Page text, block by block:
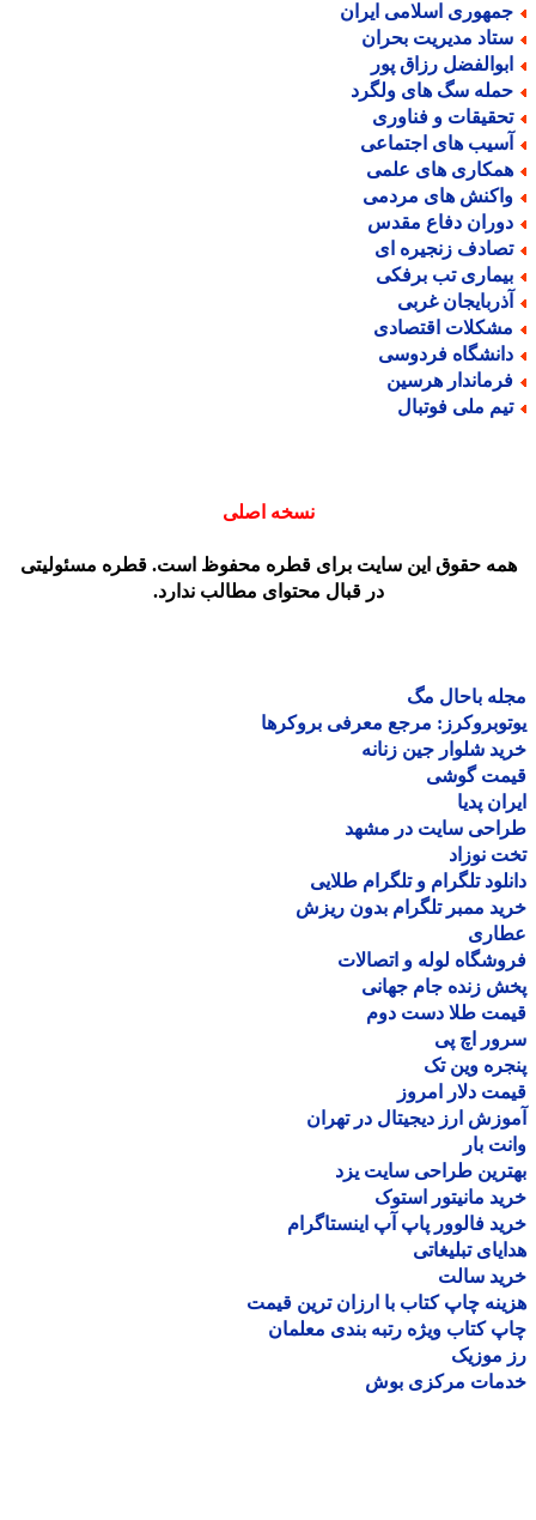
اسلامی ایران
مدیریت بحران
رزاق پور
سگ های ولگرد
و فناوری
های اجتماعی
های علمی
های مردمی
دفاع مقدس
زنجیره ای
تب برفکی
غربی
اقتصادی
فردوسی
هرسین
ملی فوتبال
نسخه اصلی
حقوق این سایت برای قطره محفوظ است. قطره مسئولیتی
در قبال محتوای مطالب ندارد.
باحال مگ
مرجع معرفی بروکرها
شلوار جین زنانه
گوشی
پدیا
سایت در مشهد
نوزاد
تلگرام و تلگرام طلایی
ممبر تلگرام بدون ریزش
لوله و اتصالات
زنده جام جهانی
طلا دست دوم
اچ پی
وین تک
دلار امروز
ارز دیجیتال در تهران
بار
طراحی سایت یزد
مانیتور استوک
فالوور پاپ آپ اینستاگرام
تبلیغاتی
سالت
چاپ کتاب با ارزان ترین قیمت
کتاب ویژه رتبه بندی معلمان
موزیک
مرکزی بوش